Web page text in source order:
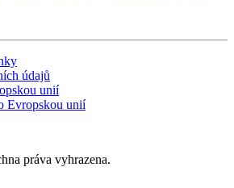
údajů
unií
Evropskou unií
práva vyhrazena.